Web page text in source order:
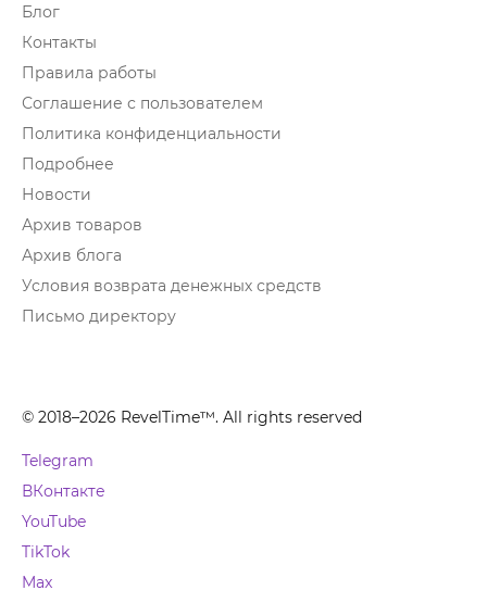
Блог
Контакты
Правила работы
Соглашение с пользователем
Политика конфиденциальности
Подробнее
Новости
Архив товаров
Архив блога
Условия возврата денежных средств
Письмо директору
© 2018–2026 RevelTime™. All rights reserved
Telegram
ВКонтакте
YouTube
TikTok
Max